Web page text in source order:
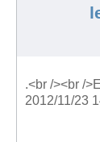
.<br /><br /
2012/11/23